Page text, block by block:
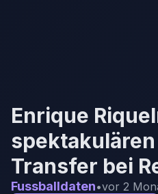
Enrique
Transfer bei
Fussballdaten•vor 2